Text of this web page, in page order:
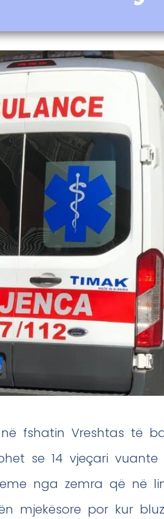
fshatin Vreshtas të
se 14 vjeçari vuante
nga zemra që në
mjekësore por kur